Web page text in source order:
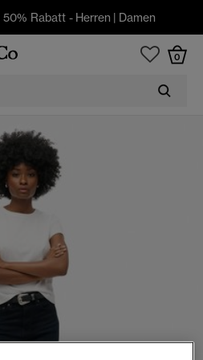
50% Rabatt - Herren | Damen
0